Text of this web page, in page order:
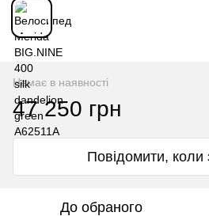
Немає в наявності
47 250 грн
Повідомити, коли
До обраного